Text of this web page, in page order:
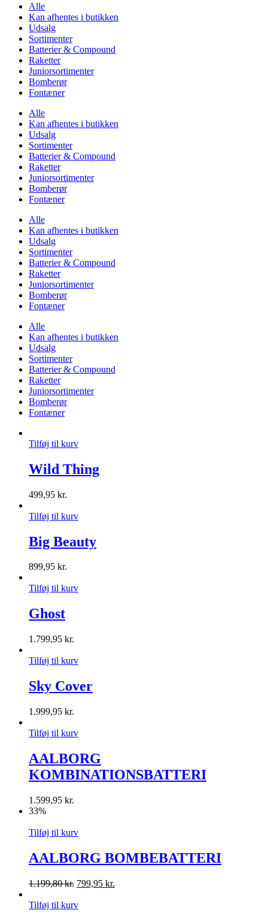
Alle
Kan afhentes i butikken
Udsalg
Sortimenter
Batterier & Compound
Raketter
Juniorsortimenter
Bomberør
Fontæner
Alle
Kan afhentes i butikken
Udsalg
Sortimenter
Batterier & Compound
Raketter
Juniorsortimenter
Bomberør
Fontæner
Alle
Kan afhentes i butikken
Udsalg
Sortimenter
Batterier & Compound
Raketter
Juniorsortimenter
Bomberør
Fontæner
Alle
Kan afhentes i butikken
Udsalg
Sortimenter
Batterier & Compound
Raketter
Juniorsortimenter
Bomberør
Fontæner
Tilføj til kurv
Wild Thing
499,95 kr.
Tilføj til kurv
Big Beauty
899,95 kr.
Tilføj til kurv
Ghost
1.799,95 kr.
Tilføj til kurv
Sky Cover
1.999,95 kr.
Tilføj til kurv
AALBORG
KOMBINATIONSBATTERI
1.599,95 kr.
33%
Tilføj til kurv
AALBORG BOMBEBATTERI
1.199,80kr. 799,95 kr.
Tilføj til kurv